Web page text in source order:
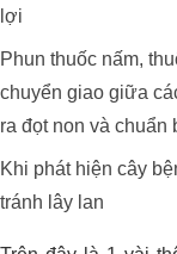
lợi
Phun thuốc nấm,
chuyển giao giữa
ra đọt non và chuẩn
Khi phát hiện cây
tránh lây lan
QUY